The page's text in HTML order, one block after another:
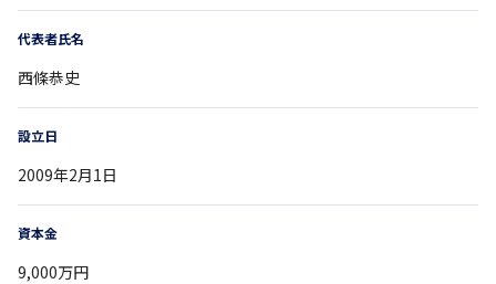
代表者氏名
西條恭史
設立日
2009年2月1日
資本金
9,000万円